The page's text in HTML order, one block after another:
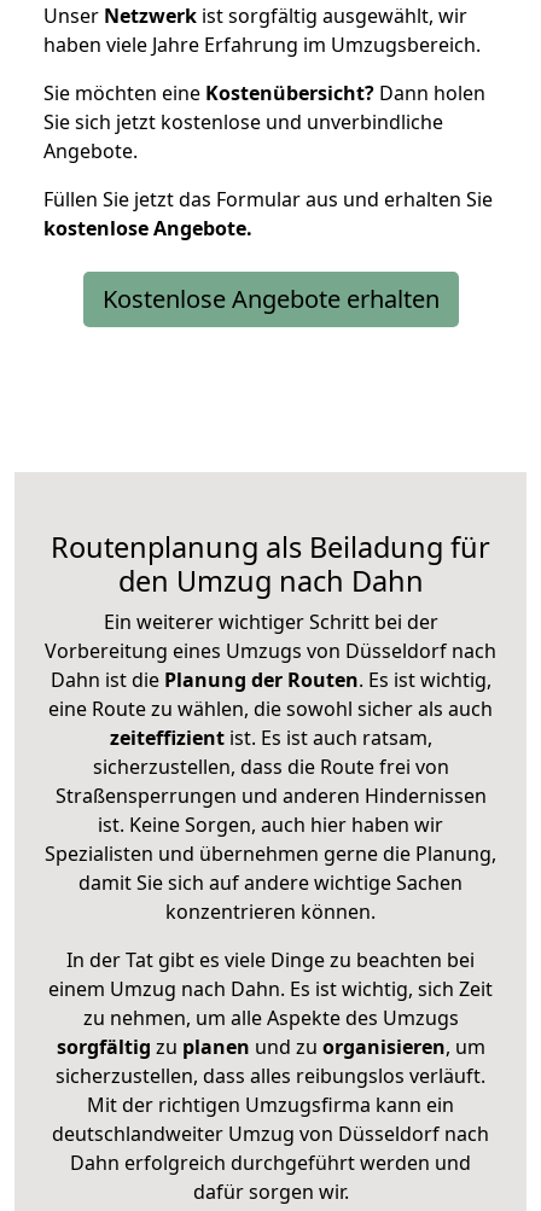
Unser Netzwerk ist sorgfältig ausgewählt, wir
haben viele Jahre Erfahrung im Umzugsbereich.
Sie möchten eine Kostenübersicht? Dann holen
Sie sich jetzt kostenlose und unverbindliche
Angebote.
Füllen Sie jetzt das Formular aus und erhalten Sie
kostenloseAngebote.
Kostenlose Angebote erhalten
Routenplanung als Beiladung für
den Umzug nach Dahn
Ein weiterer wichtiger Schritt bei der
Vorbereitung eines Umzugs von Düsseldorf nach
Dahn ist diePlanung der Routen. Es ist wichtig,
eine Route zu wählen, die sowohl sicher als auch
zeiteffizientist. Es ist auch ratsam,
sicherzustellen, dass die Route frei von
Straßensperrungen und anderen Hindernissen
ist. Keine Sorgen, auch hier haben wir
Spezialisten und übernehmen gerne die Planung,
damit Sie sich auf andere wichtige Sachen
konzentrieren können.
In der Tat gibt es viele Dinge zu beachten bei
einem Umzug nach Dahn. Es ist wichtig, sich Zeit
zu nehmen, um alle Aspekte des Umzugs
sorgfältig zu planen und zu organisieren, um
sicherzustellen, dass alles reibungslos verläuft.
Mit der richtigen Umzugsfirma kann ein
deutschlandweiter Umzug von Düsseldorf nach
Dahn erfolgreich durchgeführt werden und
dafür sorgen wir.